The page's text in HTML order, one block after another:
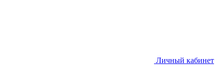
Личный кабинет